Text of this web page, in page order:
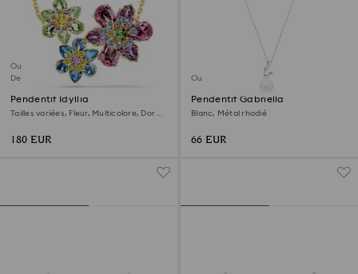
Outlet
Dernière chance
Pendentif Idyllia
Tailles variées, Fleur, Multicolore, Doré à
180 EUR
Outlet
Pendentif Gabriella
Blanc, Métal rhodié
66 EUR